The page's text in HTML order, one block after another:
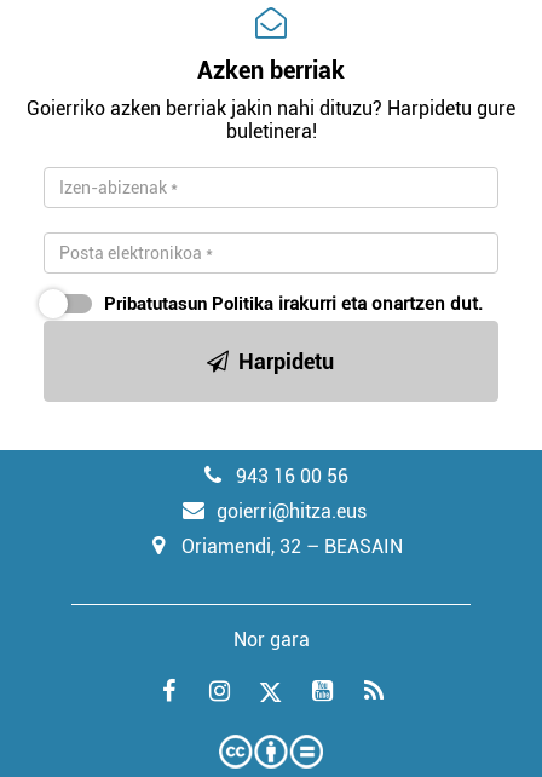
Azken berriak
Goierriko azken berriak jakin nahi dituzu? Harpidetu gure
buletinera!
Pribatutasun Politika irakurri eta onartzen dut.
Harpidetu
943 16 00 56
goierri@hitza.eus
Oriamendi, 32 – BEASAIN
Nor gara